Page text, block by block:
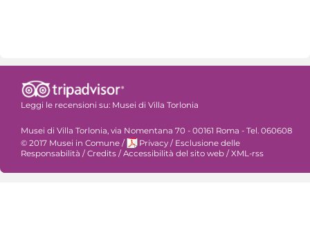
Leggi le recensioni su: Musei di Villa Torlonia
Musei di Villa Torlonia, via Nomentana 70 - 00161 Roma - Tel. 060608
© 2017 Musei in Comune / Privacy / Esclusione delle
Responsabilità /Credits /Accessibilità del sito web /XML-rss